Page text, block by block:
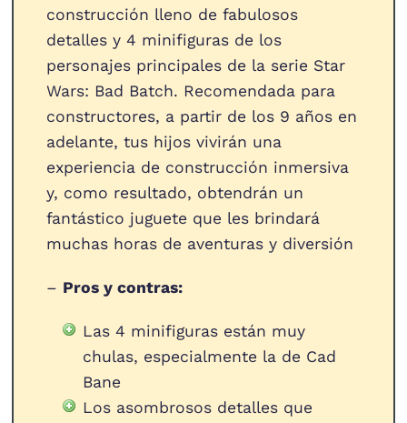
construcción lleno de fabulosos
detalles y 4 minifiguras de los
personajes principales de la serie Star
Wars: Bad Batch. Recomendada para
constructores, a partir de los 9 años en
adelante, tus hijos vivirán una
experiencia de construcción inmersiva
y, como resultado, obtendrán un
fantástico juguete que les brindará
muchas horas de aventuras y diversión
– Pros y contras:
Las 4 minifiguras están muy
chulas, especialmente la de Cad
Bane
Los asombrosos detalles que